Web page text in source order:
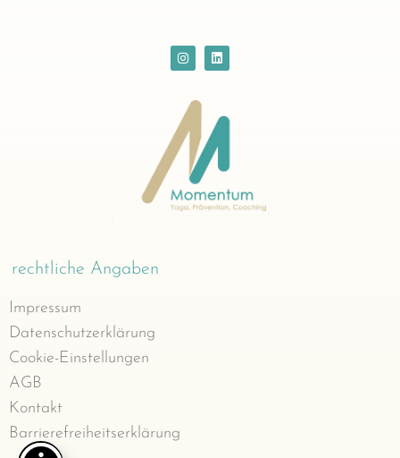
rechtliche Angaben
Impressum
Datenschutzerklärung
Cookie-Einstellungen
AGB
Kontakt
Barrierefreiheitserklärung